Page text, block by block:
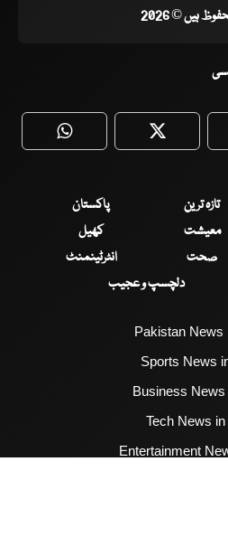
ہیں © 2026
WhatsApp Twitter
تازہ ترین
پاکستان
معیشت
کھیل
صحت
انٹرٹینمنٹ
دلچسپ و عجیب
Pakistan News
Sports News
Business News
Tech News
Entertainment